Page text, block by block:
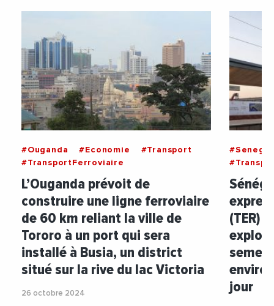
#Ouganda #Economie
#Transport
#TransportFerroviaire
L’Ouganda prévoit de
construire une ligne ferroviaire
de 60 km reliant la ville de
Tororo à un port qui sera
installé à Busia, un district
situé sur la rive du lac Victoria
26 octobre 2024
#Senegal
(TER)
jour